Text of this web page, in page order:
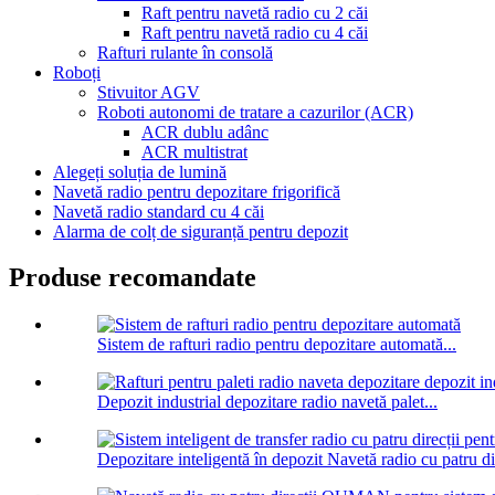
Raft pentru navetă radio cu 2 căi
Raft pentru navetă radio cu 4 căi
Rafturi rulante în consolă
Roboți
Stivuitor AGV
Roboti autonomi de tratare a cazurilor (ACR)
ACR dublu adânc
ACR multistrat
Alegeți soluția de lumină
Navetă radio pentru depozitare frigorifică
Navetă radio standard cu 4 căi
Alarma de colț de siguranță pentru depozit
Produse recomandate
Sistem de rafturi radio pentru depozitare automată...
Depozit industrial depozitare radio navetă palet...
Depozitare inteligentă în depozit Navetă radio cu patru